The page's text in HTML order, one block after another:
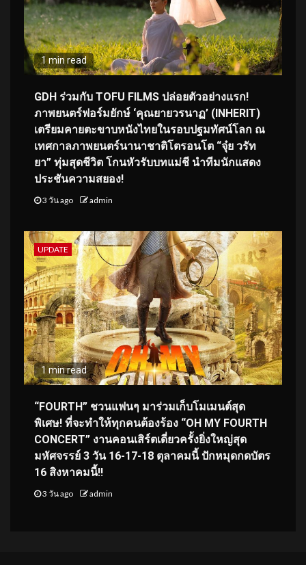
1 min read
GDH ร่วมกับ TOFU FILMS ปล่อยตัวอย่างแรก!
ภาพยนตร์ฟอร์มยักษ์ ‘คุณยายวรนาฏ’ (INHERIT)
เตรียมคายตะขาบหนังไทยในรอบปฐมทัศน์โลก ณ
เทศกาลภาพยนตร์นานาชาติโตรอนโต “จุ๋ย วรัท
ยา” ทุ่มสุดชีวิต โกนหัวรับบทแม่ชี นำทีมนักแสดง
ประชันความสยอง!
3 วัน ago admin
UPDATE
1 min read
“FOURTH” ชวนแฟนๆ มาร่วมเก็บโมเมนต์สุด
พิเศษ! ที่จะทำให้ทุกคนต้องร้อง “OH MY FOURTH
CONCERT” งานคอนเสิร์ตเดี่ยวครั้งยิ่งใหญ่สุด
มหัศจรรย์ 3 วัน 16-17-18 ตุลาคมนี้ ปักหมุดกดบัตร
16 สิงหาคมนี้!!
3 วัน ago admin